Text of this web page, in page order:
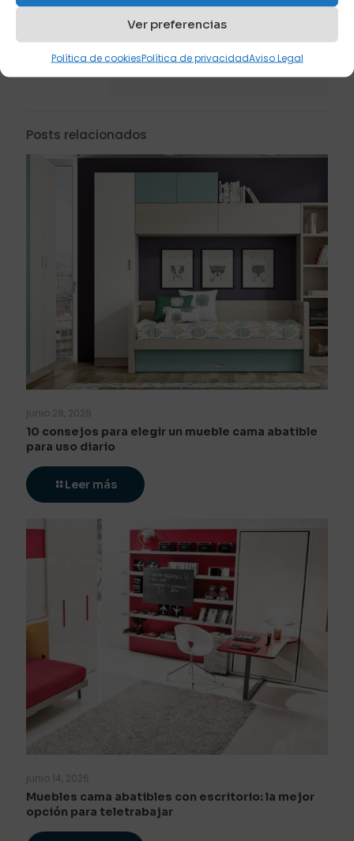
Ver preferencias
Política de cookiesPolítica de privacidadAviso Legal
Gerente y propietario de Sofás
Posts relacionados
junio 28, 2026
10 consejos para elegir un mueble cama abatible
para uso diario
Leer más
junio 14, 2026
Muebles cama abatibles con escritorio: la mejor
opción para teletrabajar